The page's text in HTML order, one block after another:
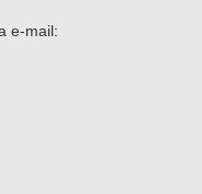
e-mail: